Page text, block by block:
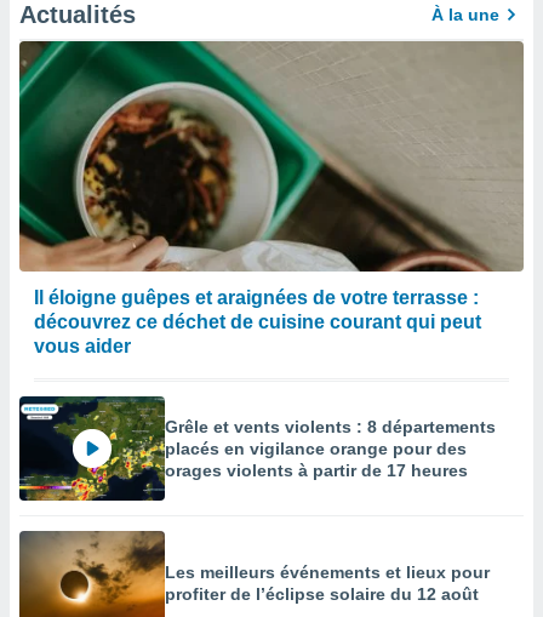
Actualités À la une
Il éloigne guêpes et araignées de votre terrasse :
découvrez ce déchet de cuisine courant qui peut
vous aider
Grêle et vents violents : 8 départements
placés en vigilance orange pour des
orages violents à partir de 17 heures
Les meilleurs événements et lieux pour
profiter de l’éclipse solaire du 12 août